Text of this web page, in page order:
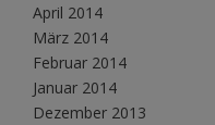
April 2014
März 2014
Februar 2014
Januar 2014
Dezember 2013